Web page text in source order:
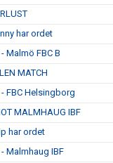
har ordet
Malmö FBC B
MATCH
- FBC Helsingborg
MALMHAUG IBF
har ordet
Malmhaug IBF